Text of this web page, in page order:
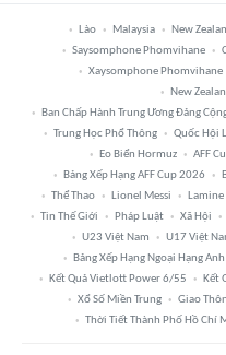
Lào Malaysia New
Saysomphone Phomvihane
Xaysomphone Phomvihane
New
Ban Chấp Hành Trung Ương Đảng
Trung Học Phổ Thông
Quốc Hội
Eo Biển Hormuz
AFF
Bảng Xếp Hạng AFF Cup 2026
Thể Thao
Lionel Messi Lamine
Tin Thế Giới
Pháp Luật Xã Hội
U23 Việt Nam
U17 Việt
Bảng Xếp Hạng Ngoại Hạng Anh
Kết Quả Vietlott Power 6/55
Kết
Xổ Số Miền Trung
Giao
Thời Tiết Thành Phố Hồ Chí